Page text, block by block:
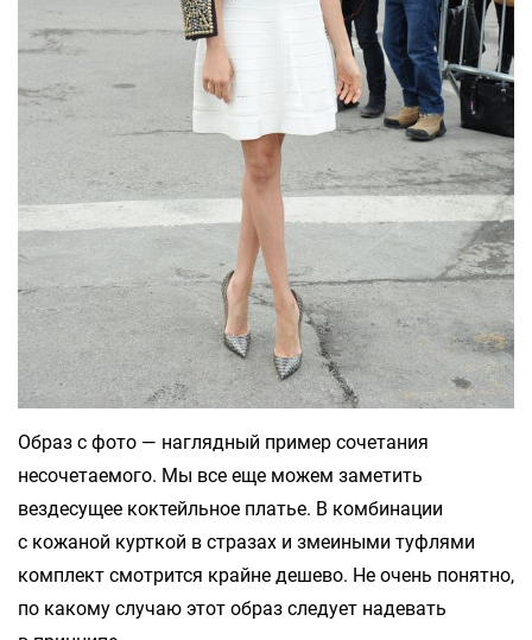
Образ с фото — наглядный пример сочетания
несочетаемого. Мы все еще можем заметить
вездесущее коктейльное платье. В комбинации
с кожаной курткой в стразах и змеиными туфлями
комплект смотрится крайне дешево. Не очень понятно,
по какому случаю этот образ следует надевать